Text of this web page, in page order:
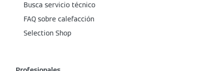
Busca servicio técnico
FAQ sobre calefacción
Selection Shop